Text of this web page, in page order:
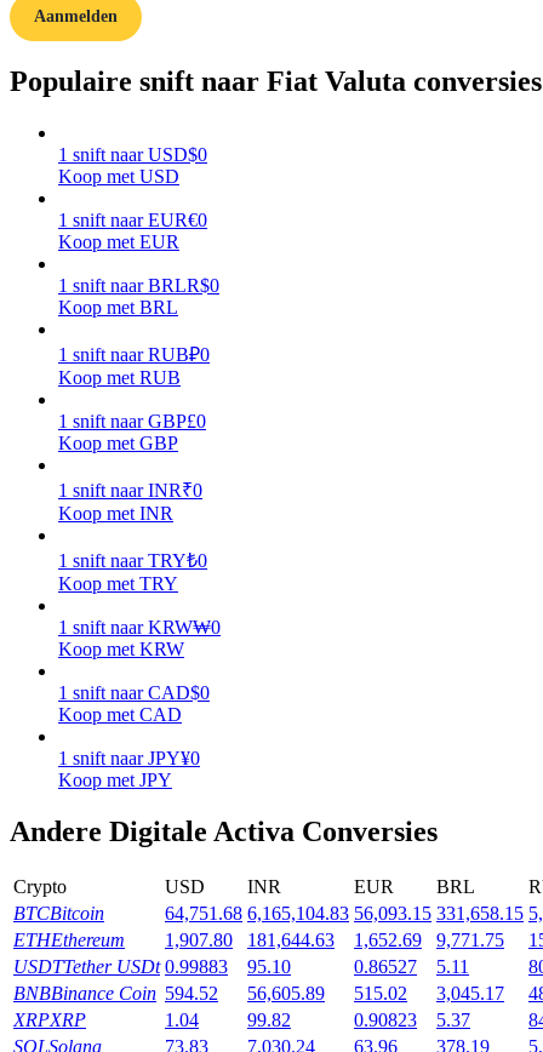
Gids
Handelsstrategieën
Leer hoe u winstgevend kunt blijven
Verdienen
Verdien dagelijks competitieve beloningen
Aanmelden
Populaire snift naar Fiat Valuta conversies
1 snift naar USD$0
Koop met USD
1 snift naar EUR€0
Koop met EUR
1 snift naar BRLR$0
Koop met BRL
1 snift naar RUB₽0
Koop met RUB
1 snift naar GBP£0
Koop met GBP
1 snift naar INR₹0
Koop met INR
1 snift naar TRY₺0
Koop met TRY
1 snift naar KRW₩0
Koop met KRW
1 snift naar CAD$0
Koop met CAD
1 snift naar JPY¥0
Koop met JPY
Andere Digitale Activa Conversies
Crypto USD INR EUR BRL
BTCBitcoin 64,751.68 6,165,104.83 56,093.15 331,658.15
ETHEthereum 1,907.80 181,644.63 1,652.69 9,771.75
USDTTether USDt 0.99883 95.10 0.86527 5.11
BNBBinance Coin 594.52 56,605.89 515.02 3,045.17
XRPXRP 1.04 99.82 0.90823 5.37
SOLSolana 73.83 7,030.24 63.96 378.19